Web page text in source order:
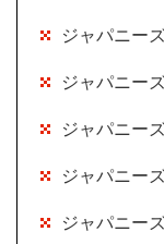
ジャパニー
ジャパニー
ジャパニー
ジャパニー
ジャパニー